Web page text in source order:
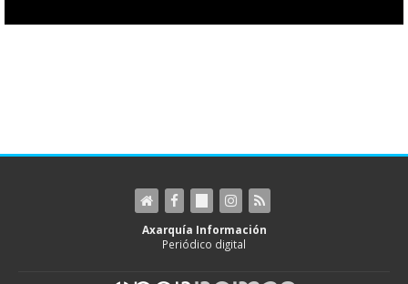
Axarquía Información
Periódico digital